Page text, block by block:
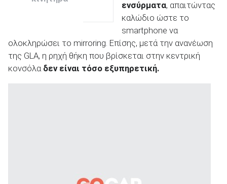
ενσύρματα, απαιτώντας
καλώδιο ώστε το
smartphone να
ολοκληρώσει το mirroring. Επίσης, μετά την ανανέωση
της GLA, η ρηχή θήκη που βρίσκεται στην κεντρική
κονσόλα δεν είναι τόσο εξυπηρετική.